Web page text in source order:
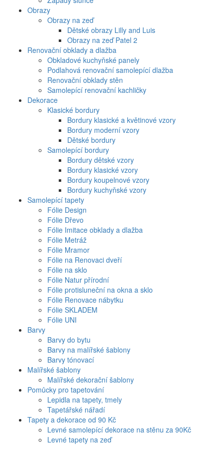
Obrazy
Obrazy na zeď
Dětské obrazy Lilly and Luis
Obrazy na zeď Patel 2
Renovační obklady a dlažba
Obkladové kuchyňské panely
Podlahová renovační samolepící dlažba
Renovační obklady stěn
Samolepící renovační kachličky
Dekorace
Klasické bordury
Bordury klasické a květinové vzory
Bordury moderní vzory
Dětské bordury
Samolepící bordury
Bordury dětské vzory
Bordury klasické vzory
Bordury koupelnové vzory
Bordury kuchyňské vzory
Samolepící tapety
Fólie Design
Fólie Dřevo
Fólie Imitace obklady a dlažba
Fólie Metráž
Fólie Mramor
Fólie na Renovaci dveří
Fólie na sklo
Fólie Natur přírodní
Fólie protisluneční na okna a sklo
Fólie Renovace nábytku
Fólie SKLADEM
Fólie UNI
Barvy
Barvy do bytu
Barvy na malířské šablony
Barvy tónovací
Malířské šablony
Malířské dekorační šablony
Pomůcky pro tapetování
Lepidla na tapety, tmely
Tapetářské nářadí
Tapety a dekorace od 90 Kč
Levné samolepící dekorace na stěnu za 90Kč
Levné tapety na zeď